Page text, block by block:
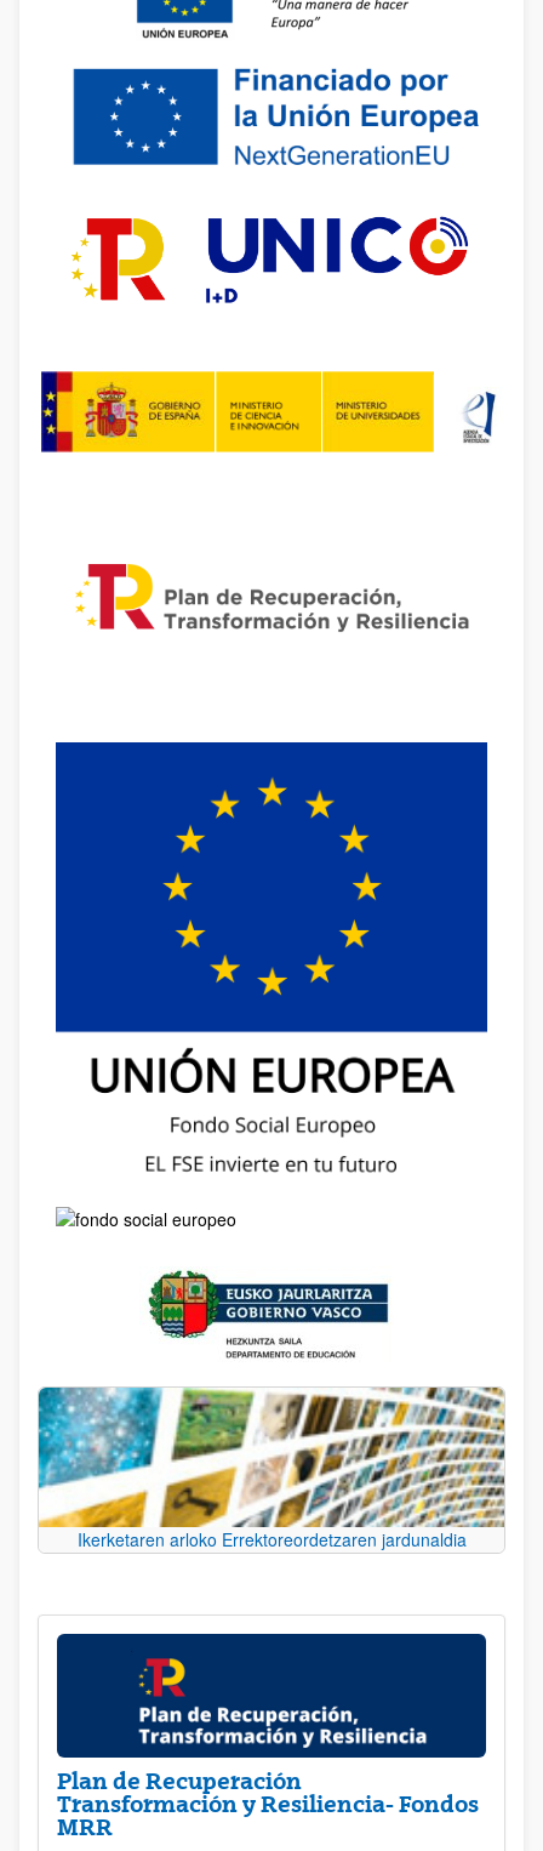
Ikerketaren arloko Errektoreordetzaren jardunaldia
Plan de Recuperación
Transformación y Resiliencia- Fondos
MRR